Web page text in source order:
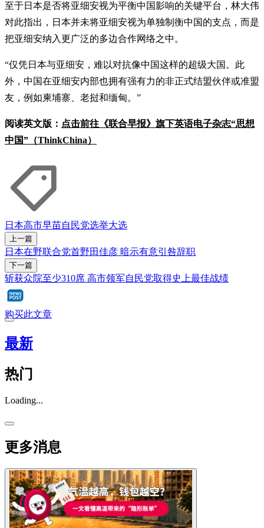
至于日本是否将亚细安视为平衡中国影响的关键平台，林大伟
对此指出，日本并未将亚细安视为单独制衡中国的支点，而是
把亚细安纳入更广泛的多边合作网络之中。
“仅凭日本与亚细安，难以对抗像中国这样的超级大国。此
外，中国在亚细安内部也拥有强有力的非正式结盟伙伴或准盟
友，例如柬埔寨、老挝和缅甸。”
阅读英文版： 点击前往《联合早报》旗下英语电子杂志“思想
中国”（ThinkChina）
日本高市早苗自民党选举大选
上一篇
日本在野联合党首野田佳彦 暗示有意引咎辞职
下一篇
斩获众院至少310席 高市领军自民党取得史上最佳战绩
购买此文章
最新
热门
Loading...
更多消息